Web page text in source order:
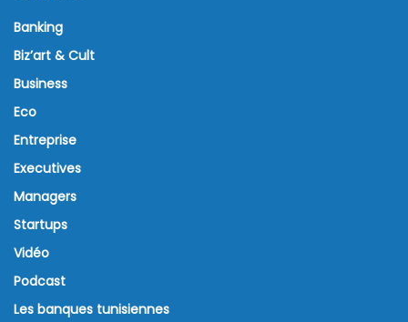
Banking
Biz’art & Cult
Business
Eco
Entreprise
Executives
Managers
Startups
Vidéo
Podcast
Les banques tunisiennes